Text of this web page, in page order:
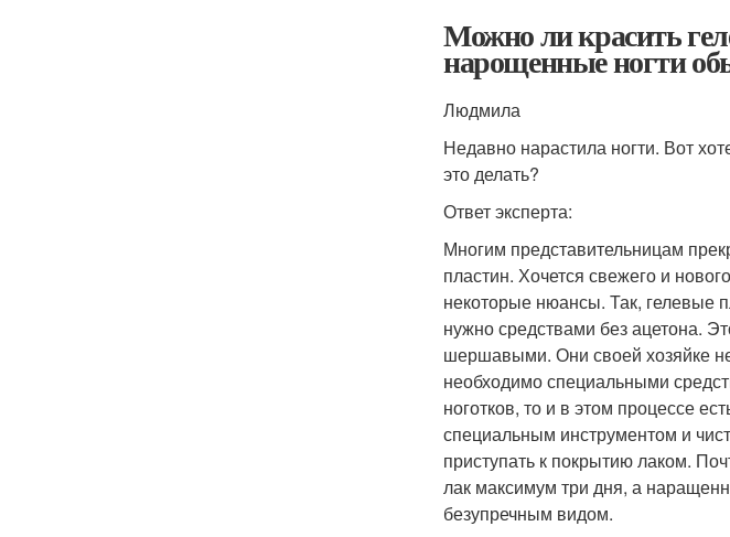
Можно ли красить
нарощенные ногти
Людмила
Недавно нарастила ногти. Вот
это делать?
Ответ эксперта:
Многим представительницам
пластин. Хочется свежего и
некоторые нюансы. Так, гелевые
нужно средствами без ацетона.
шершавыми. Они своей хозяйке
необходимо специальными
ноготков, то и в этом процессе
специальным инструментом и
приступать к покрытию лаком.
лак максимум три дня, а
безупречным видом.